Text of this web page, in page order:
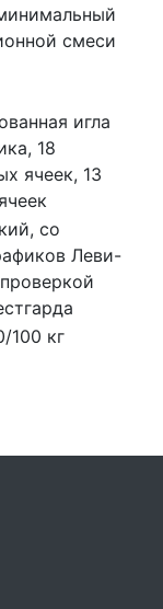
смеси
игла
18
ячеек, 13
со
Леви-
100 кг